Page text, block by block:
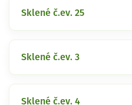
Sklené č.ev. 25
Sklené č.ev. 3
Sklené č.ev. 4